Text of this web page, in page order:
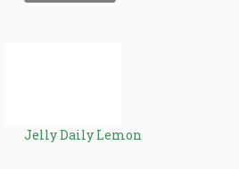
Jelly Daily Lemon